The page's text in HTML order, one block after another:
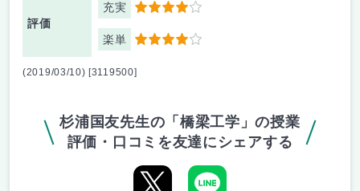
評価
充実 4
楽単 4
(2019/03/10) [3119500]
杉浦国友先生の「橋梁工学」の授業
評価・口コミを友達にシェアする